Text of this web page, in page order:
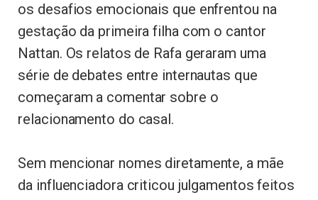
os desafios emocionais que enfrentou na
gestação da primeira filha com o cantor
Nattan. Os relatos de Rafa geraram uma
série de debates entre internautas que
começaram a comentar sobre o
relacionamento do casal.
Sem mencionar nomes diretamente, a mãe
da influenciadora criticou julgamentos feitos